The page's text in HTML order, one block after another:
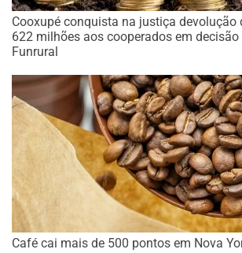
Cooxupé conquista na justiça devolução
622 milhões aos cooperados em
Funrural
Café cai mais de 500 pontos em Nova